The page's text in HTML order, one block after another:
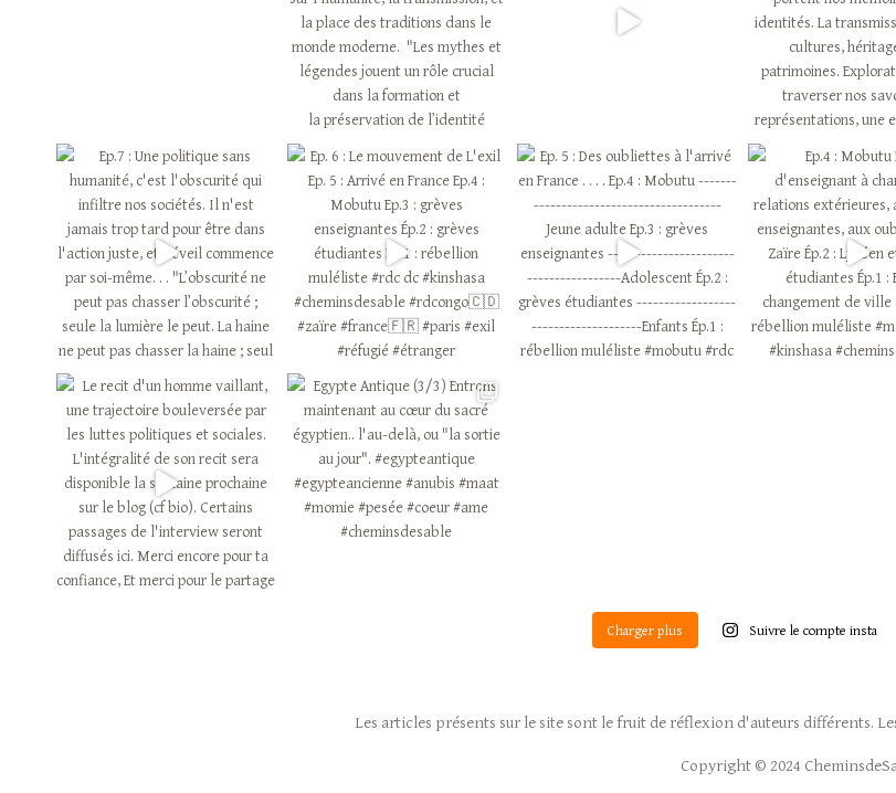
Charger plus Suivre le compte insta
Les articles présents sur le site sont le fruit de réflexion d'auteurs différents.
Copyright © 2024